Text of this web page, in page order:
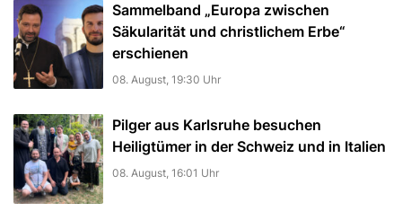
Sammelband „Europa zwischen
Säkularität und christlichem Erbe“
erschienen
08. August, 19:30 Uhr
Pilger aus Karlsruhe besuchen
Heiligtümer in der Schweiz und in Italien
08. August, 16:01 Uhr